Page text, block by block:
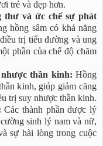
trẻ và đẹp hơn.
và ức chế sự phát
hồng sâm có khả năng
trị tiểu đường và ung
phần của chế độ chăm
thần kinh: Hồng
kinh, giúp giảm căng
trị suy nhược thần kinh.
Các thành phần dược lý
sinh lý nam và nữ,
sự hài lòng trong cuộc